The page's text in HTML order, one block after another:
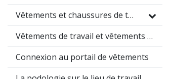
Vêtements et chaussures de travail
Vêtements de travail et vêtements promotionnels
Connexion au portail de vêtements